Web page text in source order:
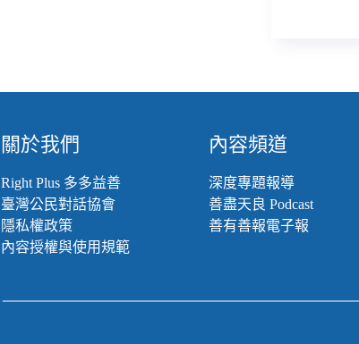
關於我們
Right Plus 多多益善
臺灣公民對話協會
隱私權政策
內容授權與使用規範
內容頻道
深度專題報導
善盡天良 Podcast
善有善報電子報